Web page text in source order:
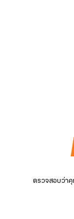
ตรวจสอบว่า